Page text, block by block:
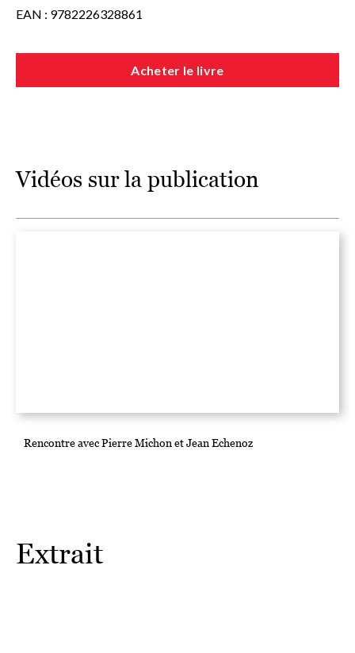
EAN : 9782226328861
Acheter le livre
Vidéos sur la publication
Rencontre avec Pierre Michon et Jean Echenoz
Extrait